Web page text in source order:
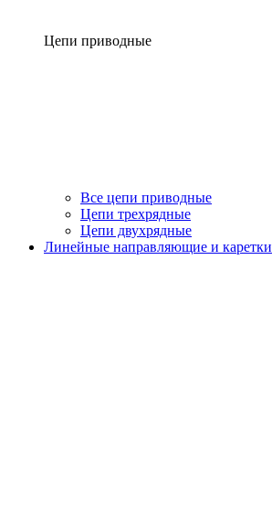
Цепи приводные
Все цепи приводные
Цепи трехрядные
Цепи двухрядные
Линейные направляющие и каретки